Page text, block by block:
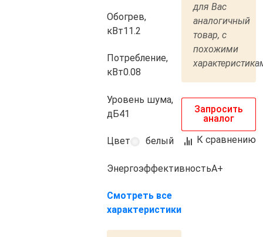
для Вас
аналогичный
товар, с
похожими
Запросить
аналог
К сравнению
Обогрев,
кВт11.2
Потребление,
кВт0.08
Уровень шума,
дБ41
Цвет белый
ЭнергоэффективностьA+
Смотреть все
характеристики